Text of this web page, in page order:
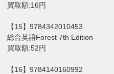
買取額:16円
【15】9784342010453
総合英語Forest 7th Edition
買取額:52円
【16】9784140160992